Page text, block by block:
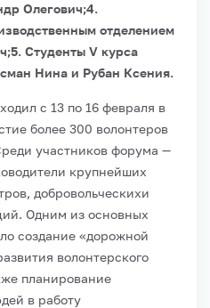
Олегович;4.
отделением
Студенты V курса
Нина и Рубан Ксения.
с 13 по 16 февраля в
более 300 волонтеров
участников форума —
крупнейших
добровольческихи
Одним из основных
создание «дорожной
волонтерского
планирование
в работу